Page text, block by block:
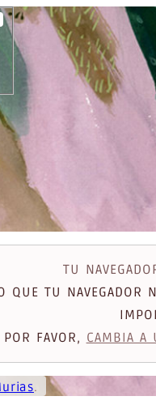
TU
QUE TU NAVEGADOR
POR FAVOR, CAMBIA A
.